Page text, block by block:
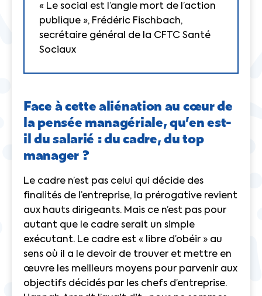
« Le social est l’angle mort de l’action
publique », Frédéric Fischbach,
secrétaire général de la CFTC Santé
Sociaux
Face à cette aliénation au cœur de
la pensée managériale, qu’en est-
il du salarié : du cadre, du top
manager ?
Le cadre n’est pas celui qui décide des
finalités de l’entreprise, la prérogative revient
aux hauts dirigeants. Mais ce n’est pas pour
autant que le cadre serait un simple
exécutant. Le cadre est « libre d’obéir » au
sens où il a le devoir de trouver et mettre en
œuvre les meilleurs moyens pour parvenir aux
objectifs décidés par les chefs d’entreprise.